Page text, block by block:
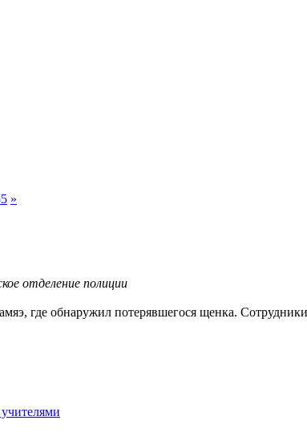
»
отделение полиции
где обнаружил потерявшегося щенка.